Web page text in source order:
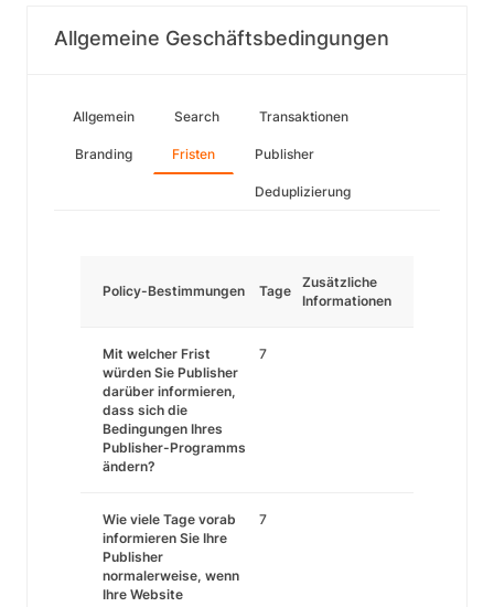
Allgemeine Geschäftsbedingungen
Allgemein Search Transaktionen
Branding Fristen Publisher
Deduplizierung
Policy-Bestimmungen Tage
Zusätzliche
Informationen
Mit welcher Frist
würden Sie Publisher
darüber informieren,
dass sich die
Bedingungen Ihres
Publisher-Programms
ändern?
7
Wie viele Tage vorab
informieren Sie Ihre
Publisher
normalerweise, wenn
Ihre Website
7